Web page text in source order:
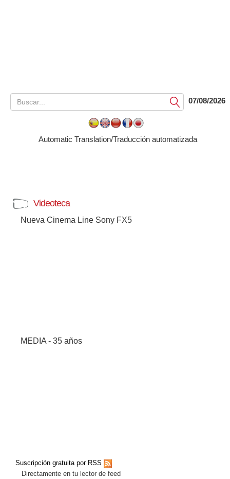
Submit07/08/2026
Automatic Translation/Traducción automatizada
Videoteca
Nueva Cinema Line Sony FX5
MEDIA - 35 años
Suscripción gratuita por RSS
Directamente en tu lector de feed